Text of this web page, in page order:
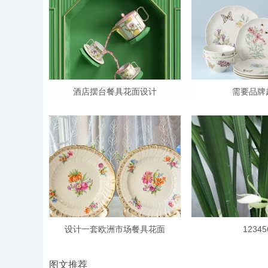
酒店摆台餐具花面设计 需要品牌
设计一套欧洲市场餐具花面
图文推荐